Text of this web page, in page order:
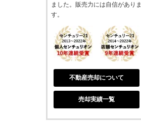
ました。販売力には自信がありま
す。
不動産売却について
売却実績一覧